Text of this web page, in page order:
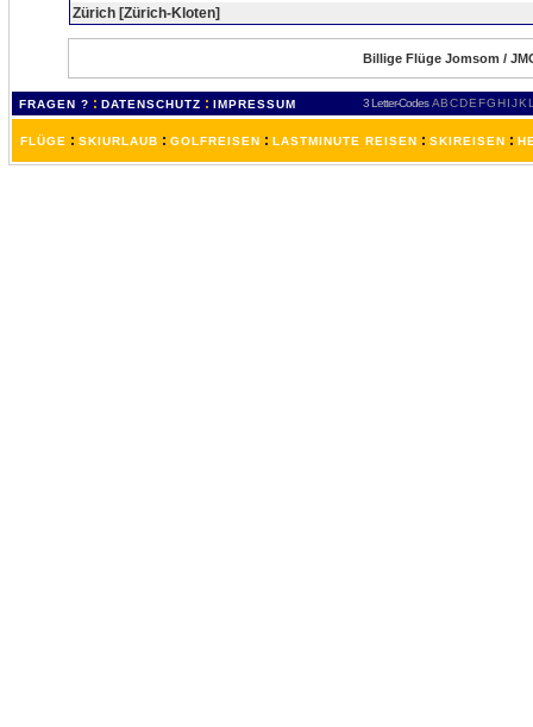
Zürich [Zürich-Kloten]
Billige Flüge Jomsom /
FRAGEN ? : DATENSCHUTZ : IMPRESSUM 3 Letter-Codes ABCDEFGH IJKL
FLÜGE : SKIURLAUB : GOLFREISEN : LASTMINUTE REISEN : SKIREISEN :